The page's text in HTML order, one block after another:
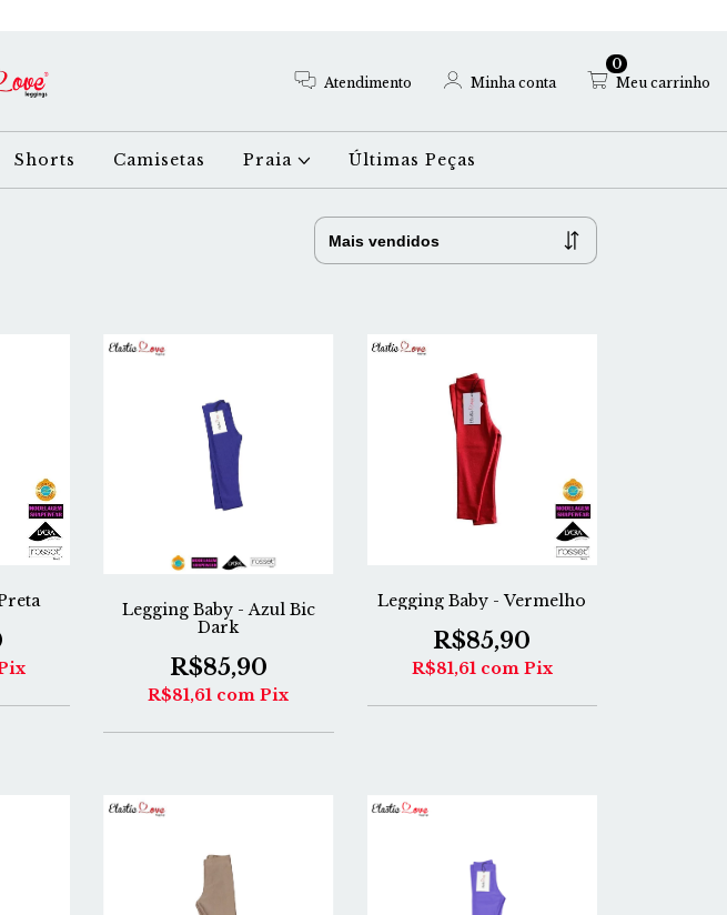
Atendimento Minha conta Meu carrinho
0
Shorts Camisetas Praia Últimas Peças
Legging Baby - Azul Bic
Dark
R$85,90
R$81,61 com Pix
Legging Baby - Vermelho
R$85,90
R$81,61 com Pix